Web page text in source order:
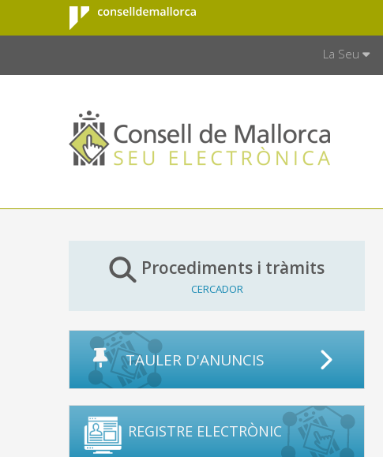
Salta al contingut principal
Consell de
Mallorca
La Seu
Procediments i tràmits
CERCADOR
TAULER D'ANUNCIS
REGISTRE ELECTRÒNIC